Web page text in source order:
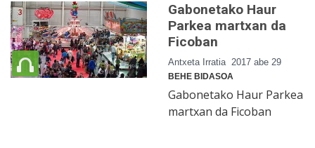
Gabonetako Haur
Parkea martxan da
Ficoban
Antxeta Irratia 2017 abe 29
BEHE BIDASOA
Gabonetako Haur Parkea
martxan da Ficoban